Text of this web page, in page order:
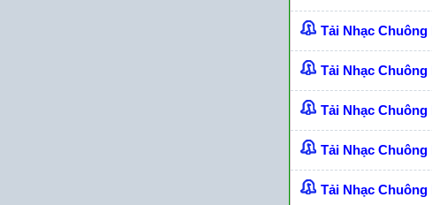
Tải Nhạc
Tải Nhạc
Tải Nhạc Chuông
Tải Nhạc Chuông
Tải Nhạc Chuông